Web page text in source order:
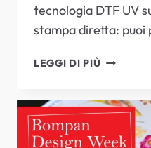
tecnologia DTF UV
stampa diretta: puoi
LEGGI DI PIÙL’EVENTO
E
TEXTILE
CHE